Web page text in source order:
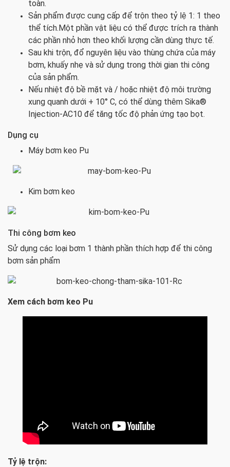
toàn.
Sản phẩm được cung cấp để trộn theo tỷ lệ 1: 1 theo
thể tích.Một phần vật liệu có thể được trích ra thành
các phần nhỏ hơn theo khối lượng cần dùng thực tế.
Sau khi trộn, đổ nguyên liệu vào thùng chứa của máy
bơm, khuấy nhẹ và sử dụng trong thời gian thi công
của sản phẩm.
Nếu nhiệt độ bề mặt và / hoặc nhiệt độ môi trường
xung quanh dưới + 10° C, có thể dùng thêm Sika®
Injection-AC10 để tăng tốc độ phản ứng tạo bọt.
Dụng cụ
Máy bơm keo Pu
Kim bơm keo
Thi công bơm keo
Sử dụng các loại bơm 1 thành phần thích hợp để thi công
bơm sản phẩm
Xem cách bơm keo Pu
Tỷ lệ trộn: